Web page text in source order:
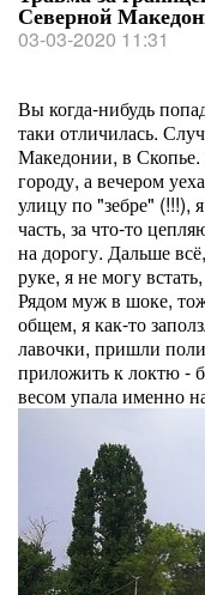
Северной
03-03-2020 11:31
Вы когда-нибудь
таки отличилась.
Македонии, в
городу, а вечером
улицу по "зебре" (!!!),
часть, за что-то
на дорогу. Дальше
руке, я не могу
Рядом муж в шоке,
общем, я как-то
лавочки, пришли
приложить к локтю -
весом упала именно